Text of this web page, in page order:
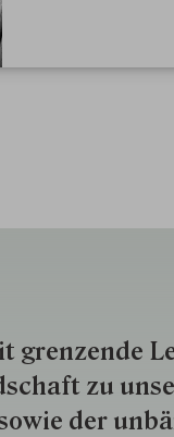
gren­zende
zu
der